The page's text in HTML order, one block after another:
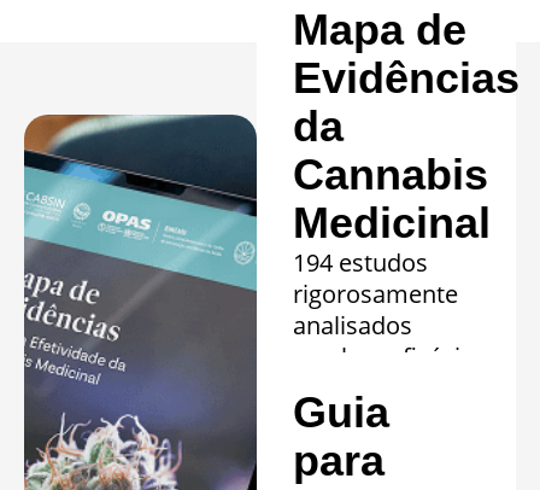
Mapa de
Evidências
da
Cannabis
Medicinal
194 estudos
rigorosamente
analisados
revelam eficácia
comprovada em
20 quadros
clínicos.
Guia
para